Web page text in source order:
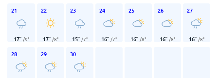
21
17° /9°
22
17° /8°
23
15° /7°
24
16° /7°
25
16° /8°
26
16° /8°
27
16° /8°
28 29 30